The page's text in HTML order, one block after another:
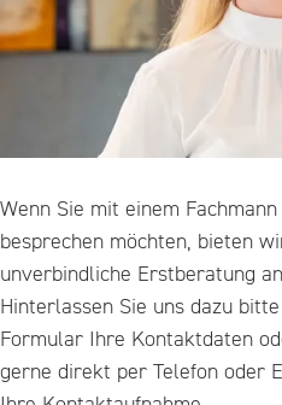
Wenn Sie mit einem
besprechen möchten, bieten
unverbindliche Erstberatung
Hinterlassen Sie uns dazu
Formular Ihre Kontaktdaten
gerne direkt per Telefon oder